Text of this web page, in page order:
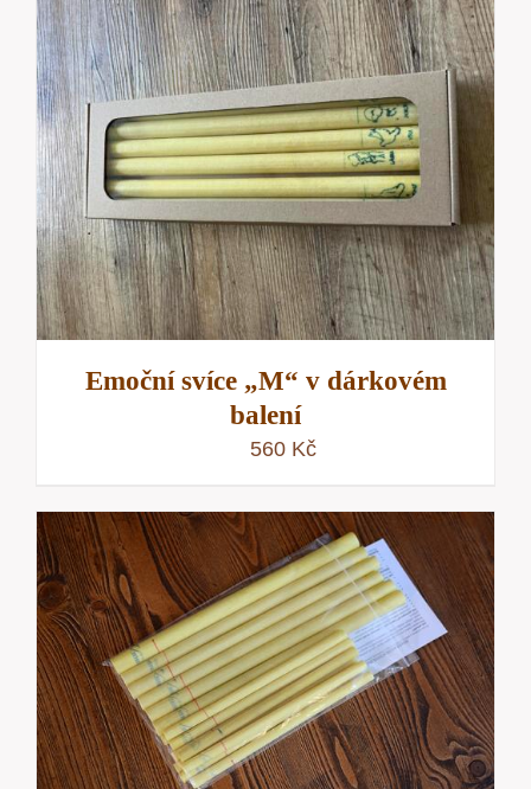
Emoční svíce „M“ v dárkovém
balení
560 Kč